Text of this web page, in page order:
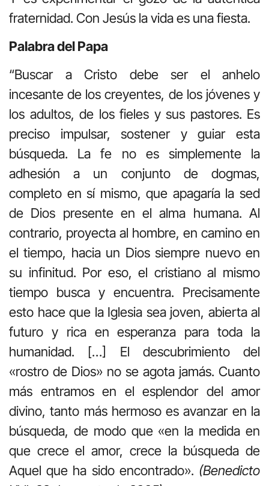
fraternidad. Con Jesús la vida es una fiesta.
Palabra del Papa
“Buscar a Cristo debe ser el anhelo
incesante de los creyentes, de los jóvenes y
los adultos, de los fieles y sus pastores. Es
preciso impulsar, sostener y guiar esta
búsqueda. La fe no es simplemente la
adhesión a un conjunto de dogmas,
completo en sí mismo, que apagaría la sed
de Dios presente en el alma humana. Al
contrario, proyecta al hombre, en camino en
el tiempo, hacia un Dios siempre nuevo en
su infinitud. Por eso, el cristiano al mismo
tiempo busca y encuentra. Precisamente
esto hace que la Iglesia sea joven, abierta al
futuro y rica en esperanza para toda la
humanidad. […] El descubrimiento del
«rostro de Dios» no se agota jamás. Cuanto
más entramos en el esplendor del amor
divino, tanto más hermoso es avanzar en la
búsqueda, de modo que «en la medida en
que crece el amor, crece la búsqueda de
Aquel que ha sido encontrado». (Benedicto